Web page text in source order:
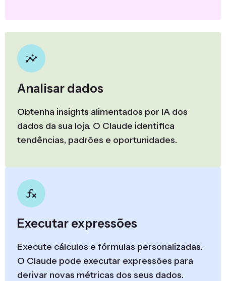
Analisar dados
Obtenha insights alimentados por IA dos
dados da sua loja. O Claude identifica
tendências, padrões e oportunidades.
Executar expressões
Execute cálculos e fórmulas personalizadas.
O Claude pode executar expressões para
derivar novas métricas dos seus dados.